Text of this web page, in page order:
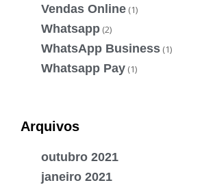
Vendas Online (1)
Whatsapp (2)
WhatsApp Business (1)
Whatsapp Pay (1)
Arquivos
outubro 2021
janeiro 2021